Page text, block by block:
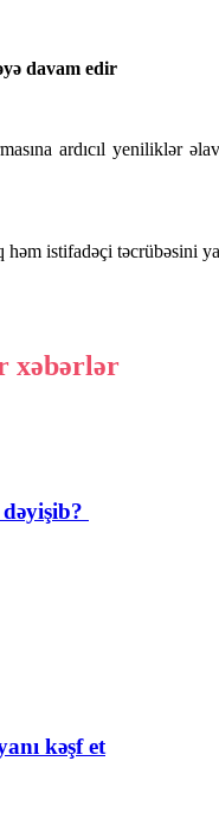
davam edir
ardıcıl yeniliklər
istifadəçi təcrübəsini
xəbərlər
kəşf et